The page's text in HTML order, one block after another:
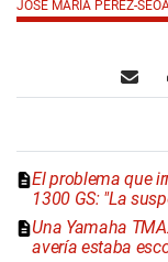
JOSÉ MARÍA PÉREZ-
El problema que
1300 GS: "La
Una Yamaha
avería estaba